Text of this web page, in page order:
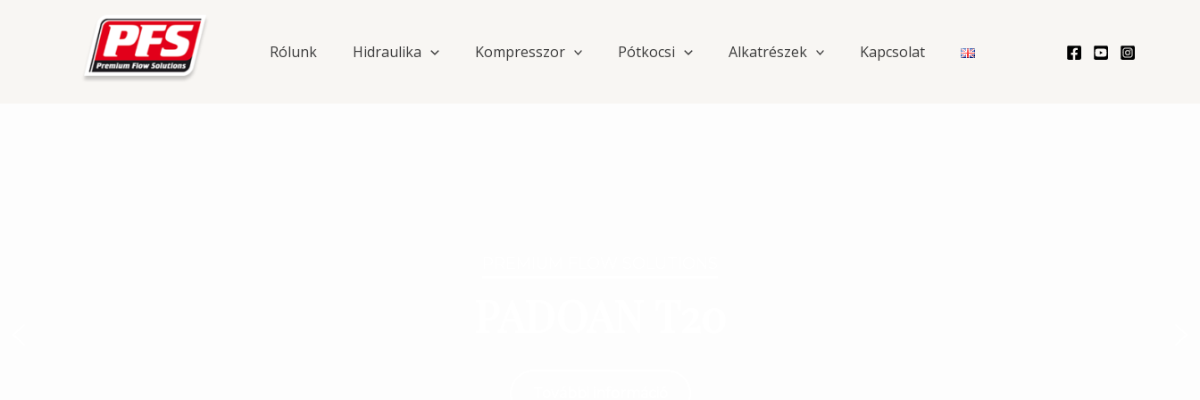
Rólunk Hidraulika Kompresszor Pótkocsi Alkatrészek Kapcsolat